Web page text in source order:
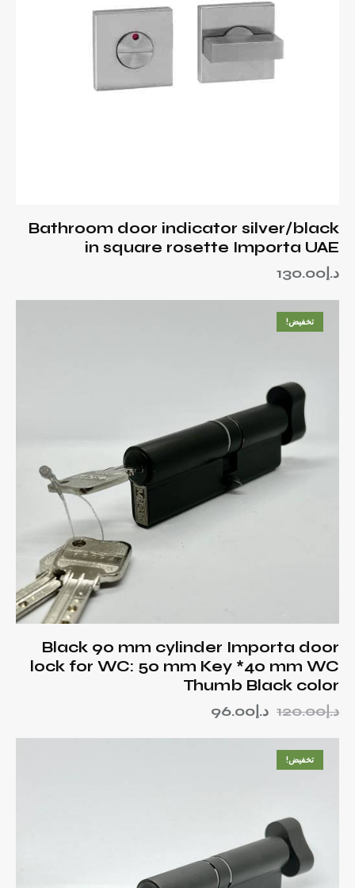
Bathroom door indicator silver/black
in square rosette Importa UAE
د.إ130.00
تخفيض!
Black 90 mm cylinder Importa door
lock for WC: 50 mm Key *40 mm WC
Thumb Black color
د.إ120.00 د.إ96.00
تخفيض!